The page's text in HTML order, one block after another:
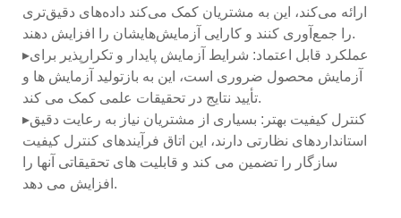
ارائه می‌کند، این به مشتریان کمک می‌کند داده‌های دقیق‌تری
را جمع‌آوری کنند و کارایی آزمایش‌هایشان را افزایش دهند.
▸عملکرد قابل اعتماد: شرایط آزمایش پایدار و تکرارپذیر برای
آزمایش محصول ضروری است، این به بازتولید آزمایش ها و
تأیید نتایج در تحقیقات علمی کمک می کند.
▸کنترل کیفیت بهتر: بسیاری از مشتریان نیاز به رعایت دقیق
استانداردهای نظارتی دارند، این اتاق فرآیندهای کنترل کیفیت
سازگار را تضمین می کند و قابلیت های تحقیقاتی آنها را
افزایش می دهد.